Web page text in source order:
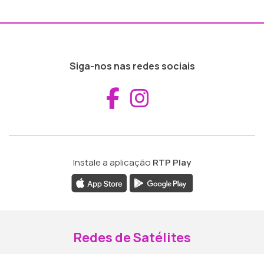
Siga-nos nas redes sociais
Aceder ao
Instale a aplicação RTP Play
Redes de Satélites